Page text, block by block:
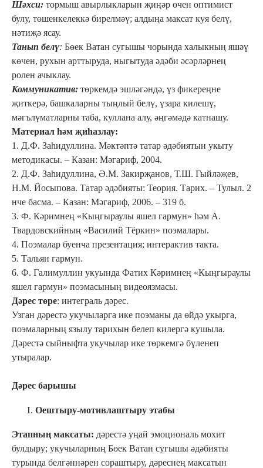
Шәхси: тормыш авырлыкларын җиңәр өчен оптимист
булу, төшенкелеккә бирелмәү; алдыңа максат куя белү,
нәтиҗә ясау.
Танып белү: Бөек Ватан сугышы чорында халыкның яшәү
көчен, рухын арттыруда, ныгытуда әдәби әсәрләрнең
ролен ачыклау.
Коммуникатив: төркемдә эшләгәндә, үз фикереңне
җиткерә, башкаларны тыңлый белү, үзара килешү,
мәгълүматларны таба, куллана алу, әңгәмәдә катнашу.
Материал һәм җиһазлау:
1. Д.Ф. Заһидуллина. Мәктәптә татар әдәбиятын укыту
методикасы. – Казан: Мәгариф, 2004.
2. Д.Ф. Заһидуллина, Ә.М. Закирҗанов, Т.Ш. Гыйләҗев,
Н.М. Йосыпова. Татар әдәбияты: Теория. Тарих. – Тулыл. 2
нче басма. – Казан: Мәгариф, 2006. – 319 б.
3. Ф. Кәримнең «Кыңгыраулы яшел гармун» һәм А.
Твардовскийның «Василий Тёркин» поэмалары.
4. Поэмалар буенча презентация; интерактив такта.
5. Тальян гармун.
6. Ф. Галимуллин укуында Фатих Кәримнең «Кыңгыраулы
яшел гармун» поэмасының видеоязмасы.
Дәрес төре: интеграль дәрес.
Узган дәрестә укучыларга ике поэманы да өйдә укырга,
поэмаларның язылу тарихын белеп килергә кушыла.
Дәрестә сыйныфта укучылар ике төркемгә бүленеп
утыралар.
Дәрес барышы
Оештыру-мотивлаштыру этабы
Этапның максаты: дәрестә уңай эмоциональ мохит
булдыру; укучыларның Бөек Ватан сугышы әдәбияты
турында белгәннәрен сораштыру, дәреснең максатын